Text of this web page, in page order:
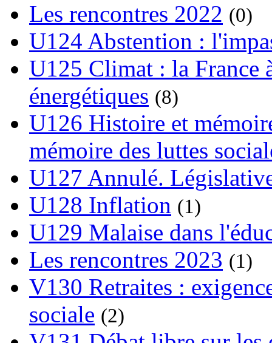
Les rencontres 2022 (0)
U124 Abstention :
U125 Climat : la France
énergétiques (8)
U126 Histoire et
mémoire des luttes
U127 Annulé.
U128 Inflation (1)
U129 Malaise dans
Les rencontres 2023 (1)
V130 Retraites :
sociale (2)